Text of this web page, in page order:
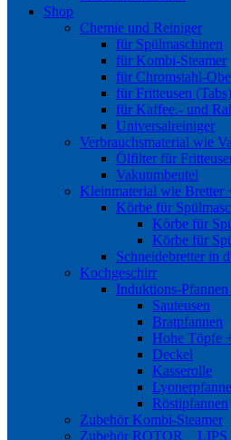
Shop
Chemie und Reiniger
für Spülmaschinen
für Kombi-Steamer
für Chromstahl-
für Fritteusen (Tabs)
für Kaffee.- und
Universalreiniger
Verbrauchsmaterial wie
Ölfilter für
Vakuumbeutel
Kleinmaterial wie
Körbe für
Körbe für
Körbe für
Schneidebretter in
Kochgeschirr
Induktions-
Sauteusen
Bratpfannen
Hohe Töpfe
Deckel
Kasserolle
Röstipfannen
Zubehör Kombi-Steamer
Zubehör ROTOR _ LIPS